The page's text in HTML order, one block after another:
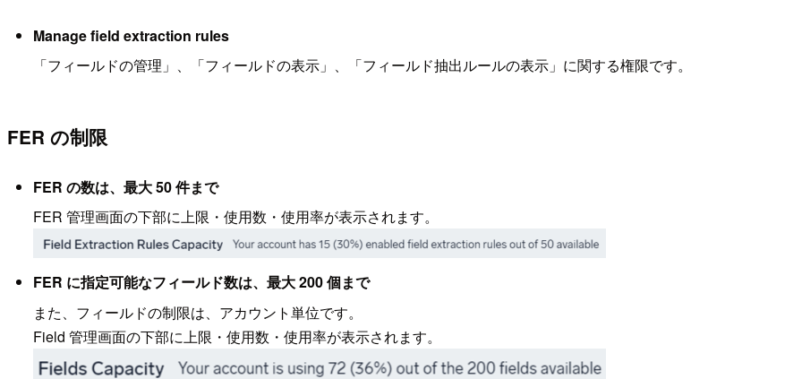
Manage field extraction rules
「フィールドの管理」、「フィールドの表示」、「フィールド抽出ルールの表示」に関する権限です。
FER の制限
FER の数は、最大 50 件まで
FER 管理画面の下部に上限・使用数・使用率が表示されます。
FER に指定可能なフィールド数は、最大 200 個まで
また、フィールドの制限は、アカウント単位です。
Field 管理画面の下部に上限・使用数・使用率が表示されます。